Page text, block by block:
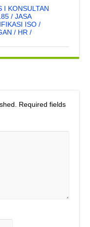
I KONSULTAN
/ JASA
ISO /
/ HR /
Required fields